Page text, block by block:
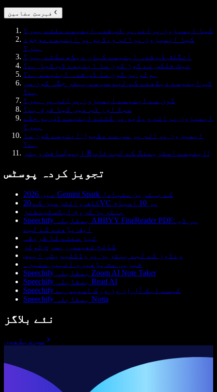
فہرستِ مضامین
کیا ایمیزون پرائم پر ڈب شدہ اینیمے ملتے ہیں؟
کیا ایمیزون پرائم ویڈیو پر اینیمے موجود
ہیں؟
انگلش ڈب شدہ اینیمے کہاں دیکھ سکتے ہیں؟
نیٹ فلکس نے کون کون سا اینیمے ڈب کیا ہے؟
ہولو پر کون سا ڈب شدہ اینیمے ہے؟
ڈب اینیمے دیکھنے کے لیے سب سے بہتر جگہ کون سی
ہے؟
کون سے اینیمے ایمیزون پرائم پر ہیں؟
سبڈ اور ڈب میں کیا فرق ہے؟
ایمیزون پرائم ویڈیو پر کتنے اینیمے ڈب ہو چکے
ہیں؟
ایمیزون پرائم پر سب سے مقبول اینیمے کون سا
ہے؟
اینیمے اسٹریمنگ کے لیے ٹاپ 8 ایپس/سافٹ ویئر:
تجویز کردہ پوسٹس
2026 میں Gemini Spark کے بہترین متبادل
کلف وائٹزمین کے 20VC پر 10 اسباق
بہترین کروم ایکسٹینشنز
Speechify بمقابلہ ABBYY FineReader PDF: پی ڈی
ایف پڑھنے کے لیے
تیز سننے کا طریقہ
کالج تھیسس ریسرچ ٹولز
ونڈوز کے لیے بہترین پروڈکٹیویٹی ایپس
خبریں مت پڑھیں، انہیں سنیں۔
Speechify بمقابلہ Zoom AI Note Taker
Speechify بمقابلہ Read AI
Speechify کیسے ایک آل اِن ون ورک اسپیس ہے
Speechify بمقابلہ Notta
نئے بلاگز
سب دیکھیں